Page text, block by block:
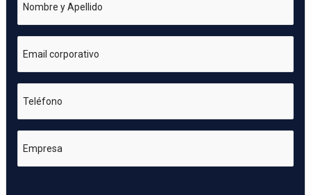
Nombre y Apellido
Email corporativo
Teléfono
Empresa